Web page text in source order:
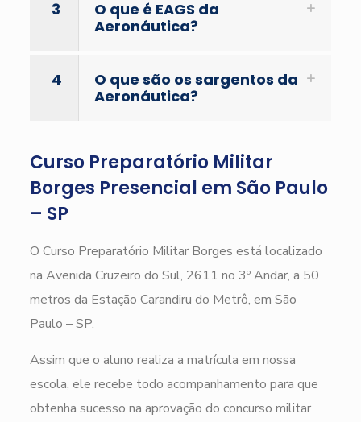
3
O que é EAGS da
Aeronáutica?
4
O que são os sargentos da
Aeronáutica?
Curso Preparatório Militar
Borges Presencial em São Paulo
– SP
O Curso Preparatório Militar Borges está localizado
na Avenida Cruzeiro do Sul, 2611 no 3º Andar, a 50
metros da Estação Carandiru do Metrô, em São
Paulo – SP.
Assim que o aluno realiza a matrícula em nossa
escola, ele recebe todo acompanhamento para que
obtenha sucesso na aprovação do concurso militar